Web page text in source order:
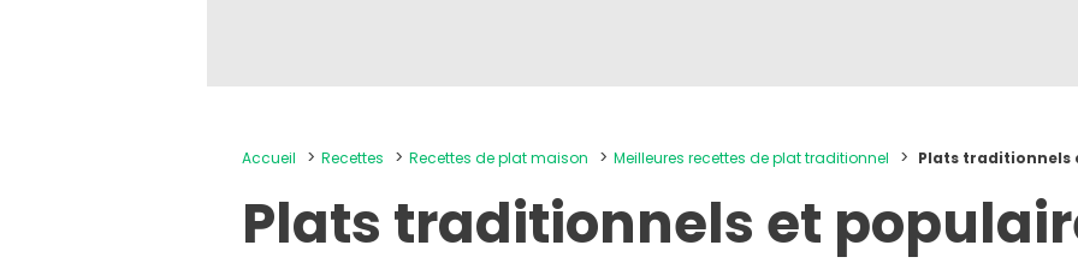
Accueil Recettes Recettes de plat maison Meilleures recettes de plat traditionnel Plats traditionnels
Plats traditionnels et